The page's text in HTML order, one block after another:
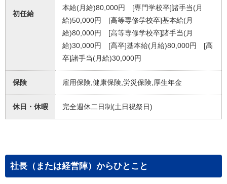
初任給
本給(月給)80,000円 [専門学校卒]諸手当(月
給)50,000円 [高等専修学校卒]基本給(月
給)80,000円 [高等専修学校卒]諸手当(月
給)30,000円 [高卒]基本給(月給)80,000円 [高
卒]諸手当(月給)30,000円
保険 雇用保険,健康保険,労災保険,厚生年金
休日・休暇 完全週休二日制(土日祝祭日)
社長（または経営陣）からひとこと